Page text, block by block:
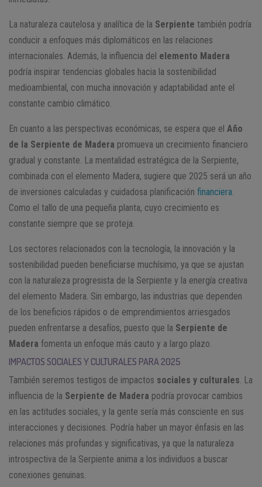
La naturaleza cautelosa y analítica de la Serpiente también podría
conducir a enfoques más diplomáticos en las relaciones
internacionales. Además, la influencia del elemento Madera
podría inspirar tendencias globales hacia la sostenibilidad
medioambiental, con mucha innovación y adaptabilidad ante el
constante cambio climático.
En cuanto a las perspectivas económicas, se espera que el Año
de la Serpiente de Madera promueva un crecimiento financiero
gradual y constante. La mentalidad estratégica de la Serpiente,
combinada con el elemento Madera, sugiere que 2025 será un año
de inversiones calculadas y cuidadosa planificación financiera
Como el tallo de una pequeña planta, cuyo crecimiento es
constante siempre que se proteja.
Los sectores relacionados con la tecnología, la innovación y la
sostenibilidad pueden beneficiarse muchísimo, ya que se ajustan
con la naturaleza progresista de la Serpiente y la energía creativa
del elemento Madera. Sin embargo, las industrias que dependen
de los beneficios rápidos o de emprendimientos arriesgados
pueden enfrentarse a desafíos, puesto que la Serpiente de
Madera fomenta un enfoque más cauto y a largo plazo.
IMPACTOS SOCIALES Y CULTURALES PARA 2025
También seremos testigos de impactos sociales y culturales . La
influencia de la Serpiente de Madera podría provocar cambios
en las actitudes sociales, y la gente sería más consciente en sus
interacciones y decisiones. Podría haber un mayor énfasis en las
relaciones más profundas y significativas, ya que la naturaleza
introspectiva de la Serpiente anima a los individuos a buscar
conexiones genuinas.